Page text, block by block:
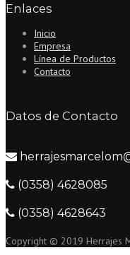
Enlaces
Inicio
Empresa
Línea de Productos
Contacto
Datos de Contacto
(0358) 4628085
(0358) 4628643
Copyright © 2019 Herrajes